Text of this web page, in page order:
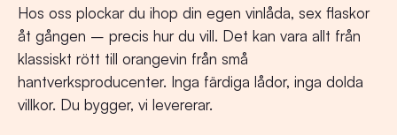
Hos oss plockar du ihop din egen vinlåda, sex flaskor
åt gången – precis hur du vill. Det kan vara allt från
klassiskt rött till orangevin från små
hantverksproducenter. Inga färdiga lådor, inga dolda
villkor. Du bygger, vi levererar.